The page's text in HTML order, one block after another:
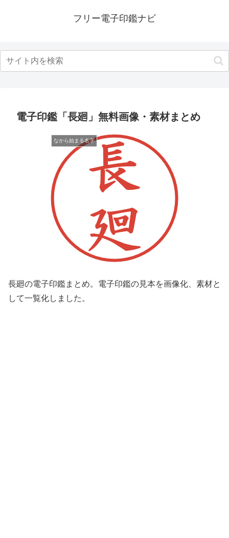
フリー電子印鑑ナビ
電子印鑑「長廻」無料画像・素材まとめ
なから始まる名字
長廻の電子印鑑まとめ。電子印鑑の見本を画像化、素材と
して一覧化しました。